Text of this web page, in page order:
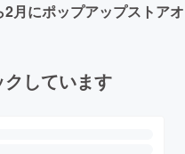
にポップアップストア
しています